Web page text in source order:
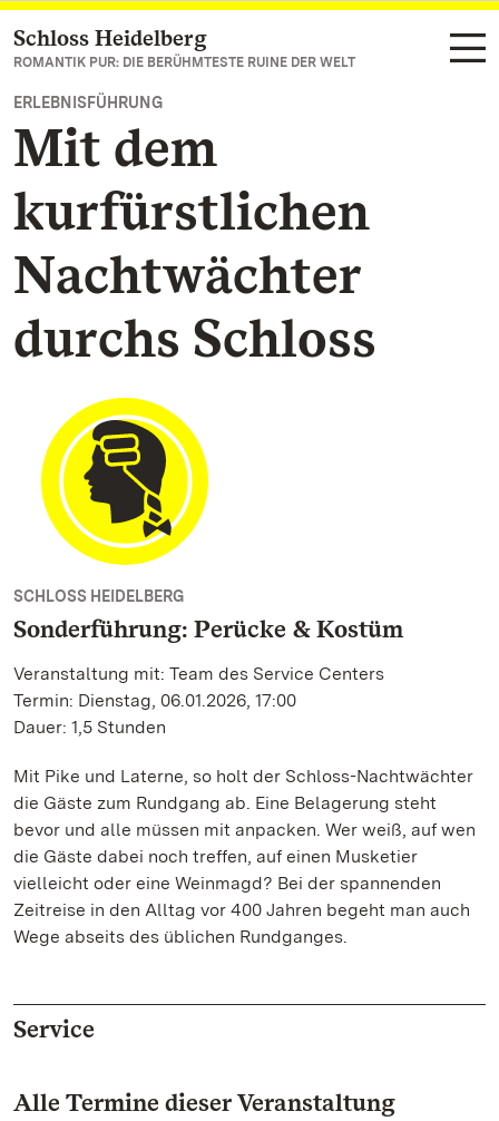
Zum Hauptinhalt springen
Schloss Heidelberg
ROMANTIK PUR: DIE BERÜHMTESTE RUINE DER WELT
ERLEBNISFÜHRUNG
Mit dem
kurfürstlichen
Nachtwächter
durchs Schloss
SCHLOSS HEIDELBERG
Sonderführung: Perücke & Kostüm
Veranstaltung mit: Team des Service Centers
Termin: Dienstag, 06.01.2026, 17:00
Dauer: 1,5 Stunden
Mit Pike und Laterne, so holt der Schloss-Nachtwächter
die Gäste zum Rundgang ab. Eine Belagerung steht
bevor und alle müssen mit anpacken. Wer weiß, auf wen
die Gäste dabei noch treffen, auf einen Musketier
vielleicht oder eine Weinmagd? Bei der spannenden
Zeitreise in den Alltag vor 400 Jahren begeht man auch
Wege abseits des üblichen Rundganges.
Service
Alle Termine dieser Veranstaltung